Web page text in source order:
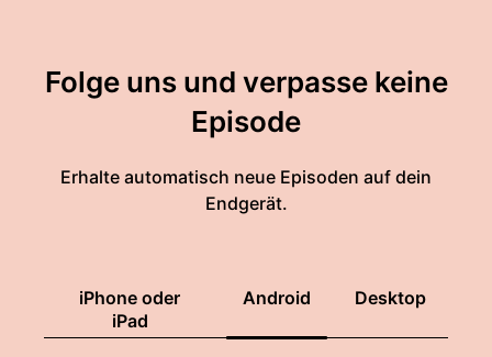
Folge uns und verpasse keine
Episode
Erhalte automatisch neue Episoden auf dein
Endgerät.
iPhone oder
iPad
Android Desktop